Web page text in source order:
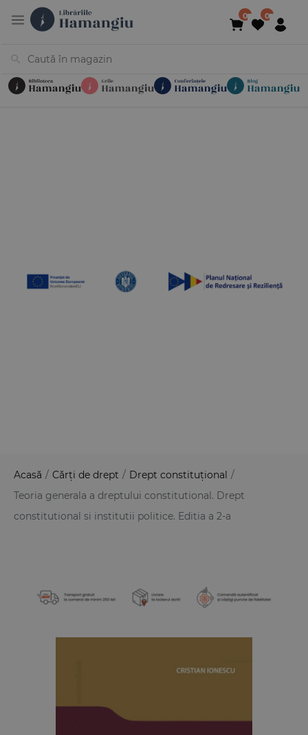
Acasă / Cărți de drept / Drept constituțional /
Teoria generala a dreptului constitutional. Drept
constitutional si institutii politice. Editia a 2-a